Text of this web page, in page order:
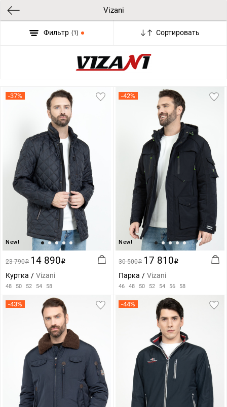
Vizani
Фильтр (1) Сортировать
-37%
New!
23 790i 14 890i
Куртка Vizani
48 50 52 54 58
-42%
New!
30 500i 17 810i
Парка Vizani
46 48 50 52 54 56 58
-43% -44%